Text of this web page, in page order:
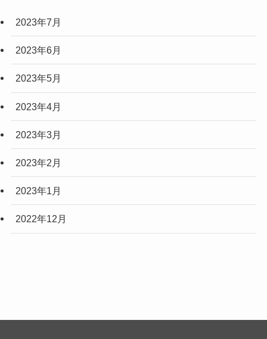
2023年7月
2023年6月
2023年5月
2023年4月
2023年3月
2023年2月
2023年1月
2022年12月